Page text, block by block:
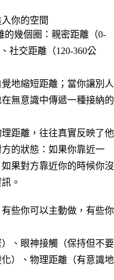
你的空間
的幾個圈：親密距離（0-
社交距離（120-360公
地縮短距離；當你讓別人
無意識中傳遞一種接納的
距離，往往真實反映了他
的狀態：如果你靠近一
果對方靠近你的時候你沒
。
些你可以主動做，有些你
、眼神接觸（保持但不要
）、物理距離（有意識地